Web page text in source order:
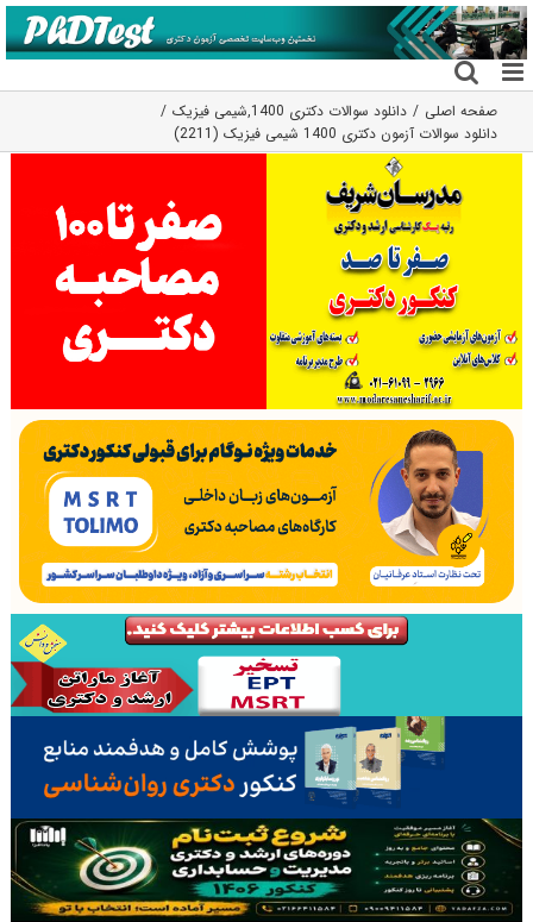
رفتن
به
محتوا
صفحه اصلی دانلود سوالات دکتری 1400 ,شیمی فیزیک
دانلود سوالات آزمون دکتری 1400 شیمی فیزیک (2211)